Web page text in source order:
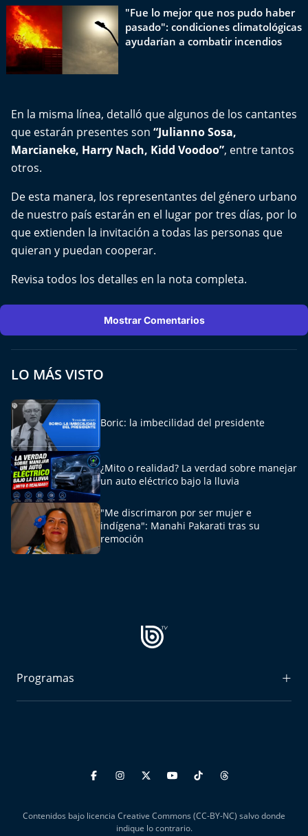
La Ruta del Pulsar
Psicología Abierta
Sesiones Dieciocheras
Expreso PM
Conecta Vida
El Mejor País de Chile
Te invito a tomar once
Chiche cuadra y su parrilla
Motorfem
Agenda Propia
Chile, Historia de 30 años
Carrera a La Moneda
Aquí Estamos
Punto de Encuentro
"Fue lo mejor que nos pudo haber
pasado": condiciones climatológicas
ayudarían a combatir incendios
En la misma línea, detalló que algunos de los cantantes
que estarán presentes son “Julianno Sosa,
Marcianeke, Harry Nach, Kidd Voodoo”, entre tantos
otros.
De esta manera, los representantes del género urbano
de nuestro país estarán en el lugar por tres días, por lo
que extienden la invitación a todas las personas que
quieran y puedan cooperar.
Revisa todos los detalles en la nota completa.
Mostrar Comentarios
LO MÁS VISTO
Boric: la imbecilidad del presidente
¿Mito o realidad? La verdad sobre manejar
un auto eléctrico bajo la lluvia
"Me discrimaron por ser mujer e
indígena": Manahi Pakarati tras su
remoción
Programas
Podría Ser Peor
Entrevistas BioBioTV
Contenidos bajo licencia Creative Commons (CC-BY-NC) salvo donde
indique lo contrario.